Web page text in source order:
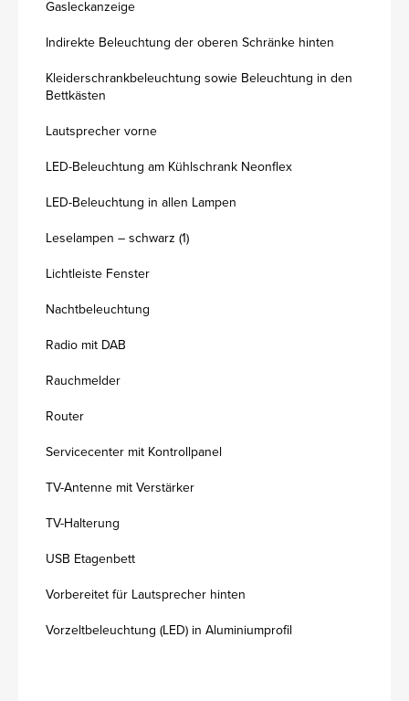
Gasleckanzeige
Indirekte Beleuchtung der oberen Schränke hinten
Kleiderschrankbeleuchtung sowie Beleuchtung in den
Bettkästen
Lautsprecher vorne
LED-Beleuchtung am Kühlschrank Neonflex
LED-Beleuchtung in allen Lampen
Leselampen – schwarz (1)
Lichtleiste Fenster
Nachtbeleuchtung
Radio mit DAB
Rauchmelder
Router
Servicecenter mit Kontrollpanel
TV-Antenne mit Verstärker
TV-Halterung
USB Etagenbett
Vorbereitet für Lautsprecher hinten
Vorzeltbeleuchtung (LED) in Aluminiumprofil